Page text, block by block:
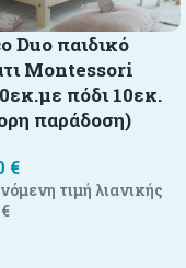
Duo παιδικό
Montessori
πόδι 10εκ.
παράδοση)
€
τιμή λιανικής
€